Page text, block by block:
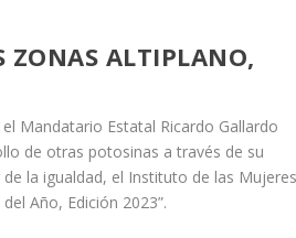
ZONAS ALTIPLANO,
Mandatario Estatal Ricardo Gallardo
de otras potosinas a través de su
la igualdad, el Instituto de las
Año, Edición 2023”.